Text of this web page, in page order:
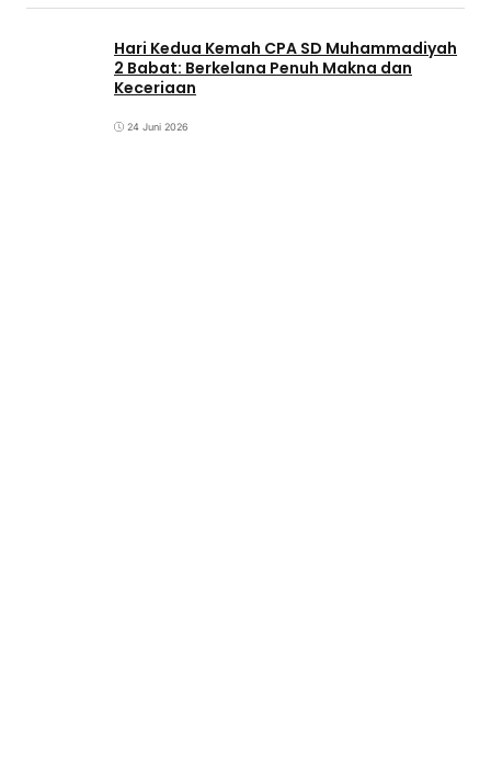
‎Hari Kedua Kemah CPA SD Muhammadiyah
2 Babat: Berkelana Penuh Makna dan
Keceriaan
24 Juni 2026